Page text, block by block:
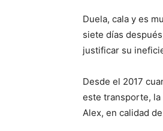
Duela, cala y es
siete días
justificar su
Desde el 2017
este transporte, la
Alex, en calidad